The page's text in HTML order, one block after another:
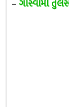
–ગોસ્વામી